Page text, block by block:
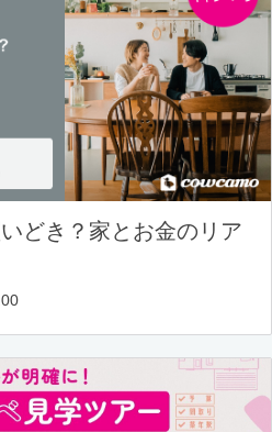
どき？家とお金のリア